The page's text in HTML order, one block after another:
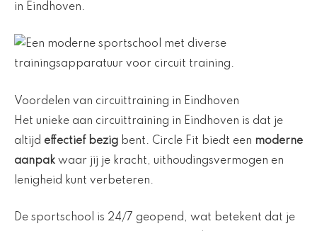
in Eindhoven.
Voordelen van circuittraining in Eindhoven
Het unieke aan circuittraining in Eindhoven is dat je
altijd effectief bezig bent. Circle Fit biedt een moderne
aanpak waar jij je kracht, uithoudingsvermogen en
lenigheid kunt verbeteren.
De sportschool is 24/7 geopend, wat betekent dat je